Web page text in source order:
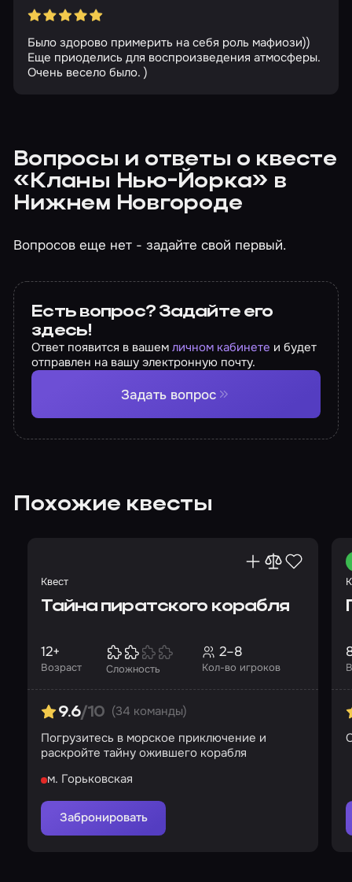
Было здорово примерить на себя роль мафиози))
Еще приоделись для воспроизведения атмосферы.
Очень весело было. )
Вопросы и ответы о квесте
«Кланы Нью-Йорка» в
Нижнем Новгороде
Вопросов еще нет - задайте свой первый.
Есть вопрос? Задайте его
здесь!
Ответ появится в вашемличном кабинете и будет
отправлен на вашу электронную почту.
Задать вопрос
Похожие квесты
Квест
Тайна пиратского корабля
Возраст
12+
Сложность Кол-во игроков
2–8
9.6/10 (34 команды)
Погрузитесь в морское приключение и
раскройте тайну ожившего корабля
м. Горьковская
Забронировать